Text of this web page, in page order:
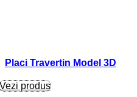
Placi Travertin Model 3D
Vezi produs